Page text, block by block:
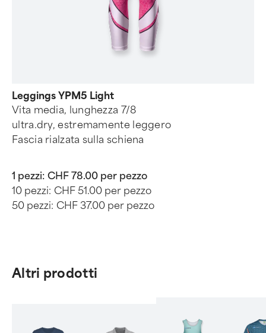
Leggings YPM5 Light
Vita media, lunghezza 7/8
ultra.dry, estremamente leggero
Fascia rialzata sulla schiena
1 pezzi: CHF 78.00 per pezzo
10 pezzi: CHF 51.00 per pezzo
50 pezzi: CHF 37.00 per pezzo
Altri prodotti